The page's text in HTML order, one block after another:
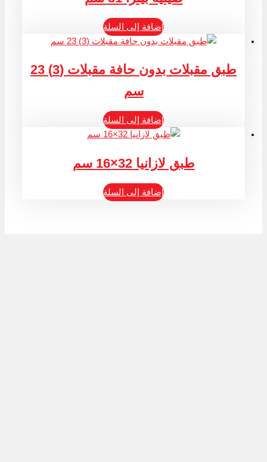
إضافة إلى السلة
طبق مقبلات بدون حافة مقبلات (3) 23
سم
إضافة إلى السلة
طبق لازانيا 32×16 سم
إضافة إلى السلة